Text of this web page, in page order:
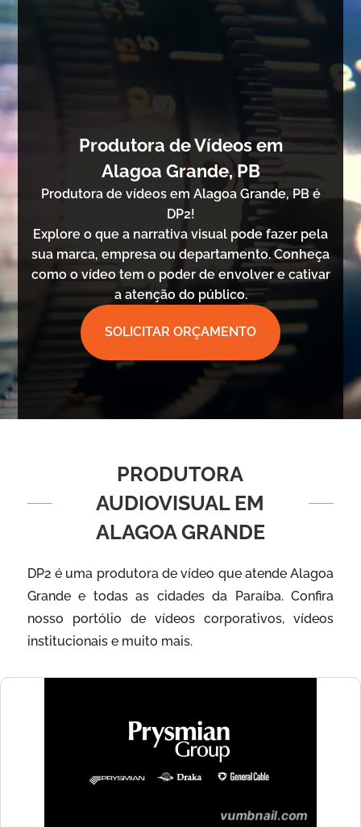
Produtora de Vídeos em
Alagoa Grande, PB
Produtora de vídeos em Alagoa Grande, PB é
DP2!
Explore o que a narrativa visual pode fazer pela
sua marca, empresa ou departamento. Conheça
como o vídeo tem o poder de envolver e cativar
a atenção do público.
SOLICITAR ORÇAMENTO
PRODUTORA
AUDIOVISUAL EM
ALAGOA GRANDE
DP2 é uma produtora de vídeo que atende Alagoa
Grande e todas as cidades da Paraíba. Confira
nosso portólio de vídeos corporativos, vídeos
institucionais e muito mais.